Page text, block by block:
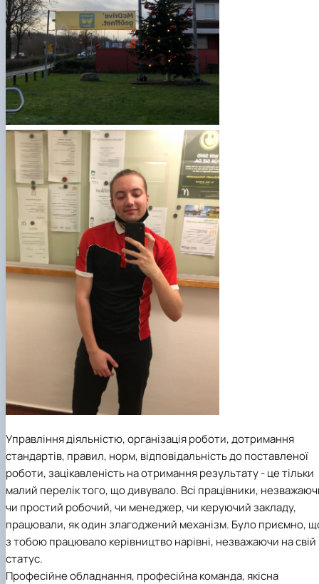
Управління діяльністю, організація роботи, дотримання
стандартів, правил, норм, відповідальність до поставленої
роботи, зацікавленість на отримання результату - це тільки
малий перелік того, що дивувало. Всі працівники,
чи простий робочий, чи менеджер, чи керуючий закладу,
працювали, як один злагоджений механізм. Було приємно,
з тобою працювало керівництво нарівні, незважаючи на свій
статус.
Професійне обладнання, професійна команда, якісна